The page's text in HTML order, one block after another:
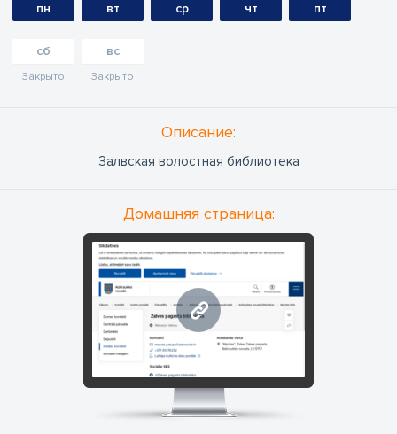
пн вт ср чт пт
сб
Закрыто
вс
Закрыто
Oписание:
Залвская волостная библиотека
Домашняя страница:
www.aizkraukle.lv